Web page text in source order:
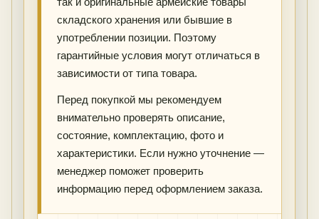
складского хранения или бывшие в
употреблении позиции. Поэтому
гарантийные условия могут отличаться в
зависимости от типа товара.
Перед покупкой мы рекомендуем
внимательно проверять описание,
состояние, комплектацию, фото и
характеристики. Если нужно уточнение —
менеджер поможет проверить
информацию перед оформлением заказа.